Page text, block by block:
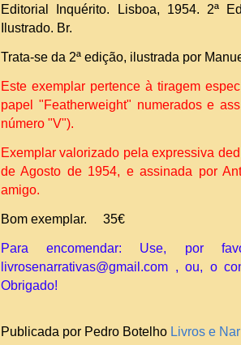
Editorial Inquérito. Lisboa, 1954. 2ª
Ilustrado. Br.
Trata-se da 2ª edição, ilustrada por
Este exemplar pertence à tiragem
papel "Featherweight" numerados e
número "V").
Exemplar valorizado pela expressiva
de Agosto de 1954, e assinada por
amigo.
Bom exemplar. 35€
Para encomendar: Use, por
livrosenarrativas@gmail.com , ou, o
Obrigado!
Publicada por Pedro Botelho Livros e